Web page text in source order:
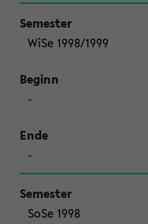
WiSe 1998/1999
-
-
SoSe 1998